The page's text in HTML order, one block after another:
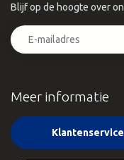
Meer informatie
Klantenservice
Blijf op de hoogte over